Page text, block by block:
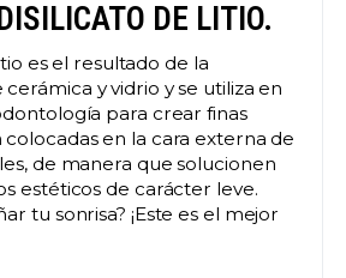
DE LITIO.
es el resultado de la
y vidrio y se utiliza en
para crear finas
colocadas en la cara externa de
de manera que solucionen
estéticos de carácter leve.
tu sonrisa? ¡Este es el mejor